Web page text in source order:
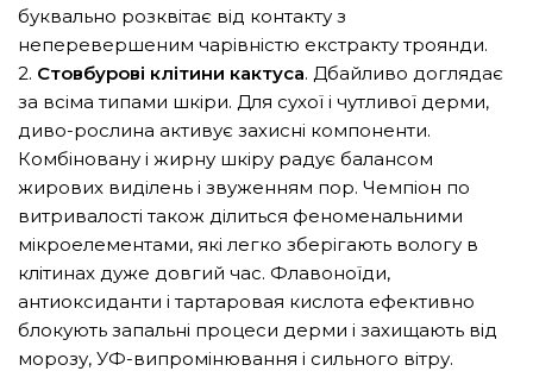
буквально розквітає від контакту з
неперевершеним чарівністю екстракту троянди.
2. Стовбурові клітини кактуса. Дбайливо доглядає
за всіма типами шкіри. Для сухої і чутливої дерми,
диво-рослина активує захисні компоненти.
Комбіновану і жирну шкіру радує балансом
жирових виділень і звуженням пор. Чемпіон по
витривалості також ділиться феноменальними
мікроелементами, які легко зберігають вологу в
клітинах дуже довгий час. Флавоноїди,
антиоксиданти і тартаровая кислота ефективно
блокують запальні процеси дерми і захищають від
морозу, УФ-випромінювання і сильного вітру.